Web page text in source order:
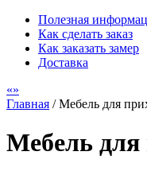
Полезная
Как сделать заказ
Как заказать замер
Доставка
Главная /Мебель для
Мебель для